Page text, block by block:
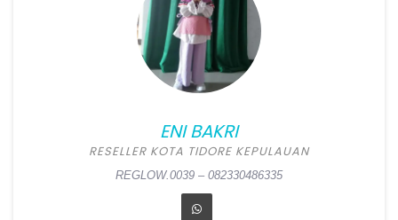
Position:
Reseller Kota
Ternate
Alamat:
Jl. Hasan Esa,
Takoma, Ternate Tengah,
Ternate
REGLOW.0040 – 082344580956
ENI BAKRI
RESELLER KOTA TIDORE KEPULAUAN
REGLOW.0039 – 082330486335